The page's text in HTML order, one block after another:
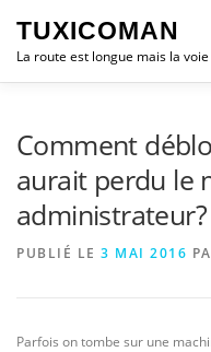
contenu
TUXICOMAN
La route est longue mais la
LOGICIELS
Comment
aurait perdu le
administrateur?
PUBLIÉ LE 3 MAI 2016
Parfois on tombe sur une